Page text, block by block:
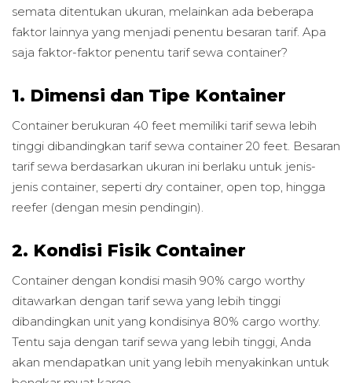
semata ditentukan ukuran, melainkan ada beberapa
faktor lainnya yang menjadi penentu besaran tarif. Apa
saja faktor-faktor penentu tarif sewa container?
1. Dimensi dan Tipe Kontainer
Container berukuran 40 feet memiliki tarif sewa lebih
tinggi dibandingkan tarif sewa container 20 feet. Besaran
tarif sewa berdasarkan ukuran ini berlaku untuk jenis-
jenis container, seperti dry container, open top, hingga
reefer (dengan mesin pendingin).
2. Kondisi Fisik Container
Container dengan kondisi masih 90% cargo worthy
ditawarkan dengan tarif sewa yang lebih tinggi
dibandingkan unit yang kondisinya 80% cargo worthy.
Tentu saja dengan tarif sewa yang lebih tinggi, Anda
akan mendapatkan unit yang lebih menyakinkan untuk